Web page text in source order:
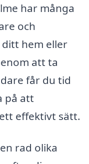
har många
och
hem eller
att ta
får du tid
på att
effektivt sätt.
rad olika